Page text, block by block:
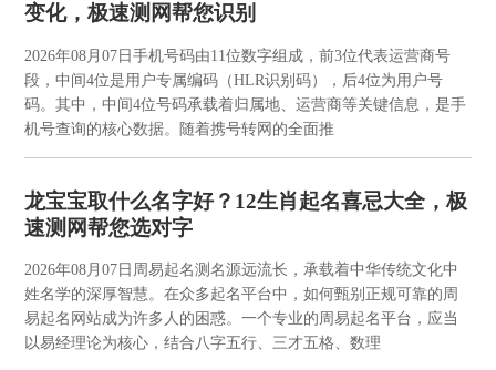
变化，极速测网帮您识别
2026年08月07日手机号码由11位数字组成，前3位代表运营商号
段，中间4位是用户专属编码（HLR识别码），后4位为用户号
码。其中，中间4位号码承载着归属地、运营商等关键信息，是手
机号查询的核心数据。随着携号转网的全面推
龙宝宝取什么名字好？12生肖起名喜忌大全，极
速测网帮您选对字
2026年08月07日 周易起名测名源远流长，承载着中华传统文化中
姓名学的深厚智慧。在众多起名平台中，如何甄别正规可靠的周
易起名网站成为许多人的困惑。一个专业的周易起名平台，应当
以易经理论为核心，结合八字五行、三才五格、数理